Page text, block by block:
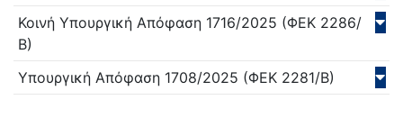
Κοινή Υπουργική Απόφαση 1716/2025 (ΦΕΚ 2286/
Β)
Υπουργική Απόφαση 1708/2025 (ΦΕΚ 2281/Β)